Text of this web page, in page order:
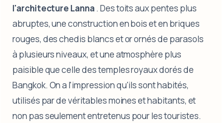
l'architecture Lanna. Des toits aux pentes plus
abruptes, une construction en bois et en briques
rouges, des chedis blancs et or ornés de parasols
à plusieurs niveaux, et une atmosphère plus
paisible que celle des temples royaux dorés de
Bangkok. On a l'impression qu'ils sont habités,
utilisés par de véritables moines et habitants, et
non pas seulement entretenus pour les touristes.